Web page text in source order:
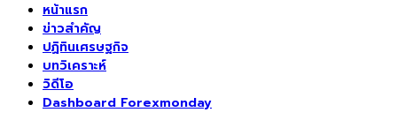
หน้าแรก
ข่าวสำคัญ
ปฏิทินเศรษฐกิจ
บทวิเคราะห์
วิดีโอ
Dashboard Forexmonday